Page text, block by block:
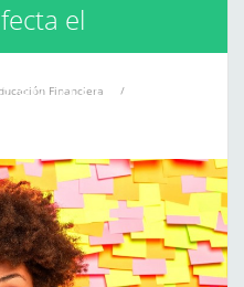
el
ganas de
Financiera
/